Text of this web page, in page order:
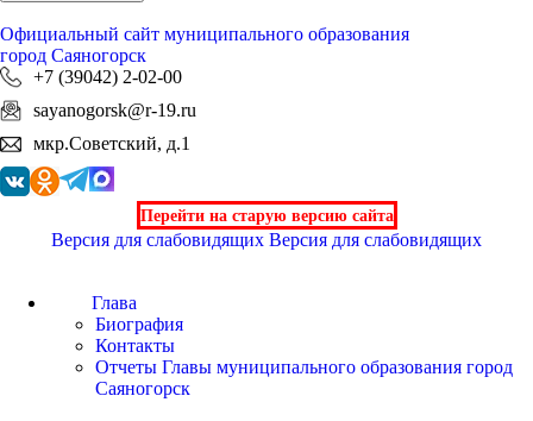
Официальный сайт муниципального образования
город Саяногорск
+7 (39042) 2-02-00
sayanogorsk@r-19.ru
мкр.Советский, д.1
Перейти на старую версию сайта
Версия для слабовидящих Версия для слабовидящих
Глава
Биография
Контакты
Отчеты Главы муниципального образования город
Саяногорск